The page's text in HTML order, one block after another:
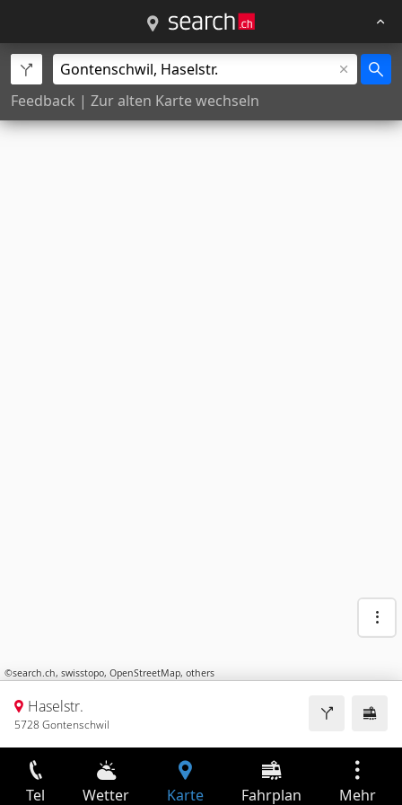
Feedback | Zur alten Karte wechseln
©search.ch, swisstopo, OpenStreetMap, others
Haselstr.
5728 Gontenschwil
Tel Wetter Karte Fahrplan Mehr